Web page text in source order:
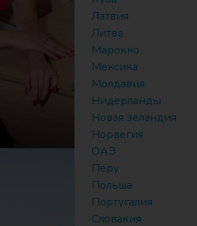
Латвия
Литва
Марокко
Мексика
Молдавия
Нидерланды
Новая зеландия
Норвегия
ОАЭ
Перу
Польша
Португалия
Словакия